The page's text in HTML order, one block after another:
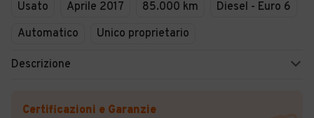
Usato Aprile 2017 85.000 km
Diesel - Euro 6
Automatico
Unico proprietario
Descrizione
Certificazioni e Garanzie